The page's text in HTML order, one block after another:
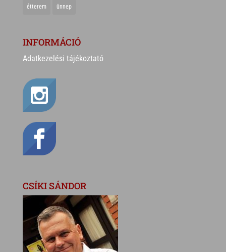
étterem ünnep
INFORMÁCIÓ
Adatkezelési tájékoztató
CSÍKI SÁNDOR